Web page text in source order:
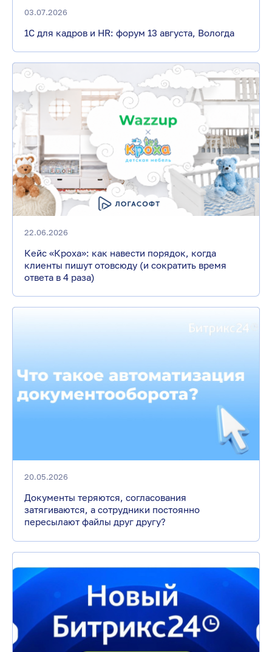
03.07.2026
1С для кадров и HR: форум 13 августа, Вологда
22.06.2026
Кейс «Кроха»: как навести порядок, когда
клиенты пишут отовсюду (и сократить время
ответа в 4 раза)
20.05.2026
Документы теряются, согласования
затягиваются, а сотрудники постоянно
пересылают файлы друг другу?